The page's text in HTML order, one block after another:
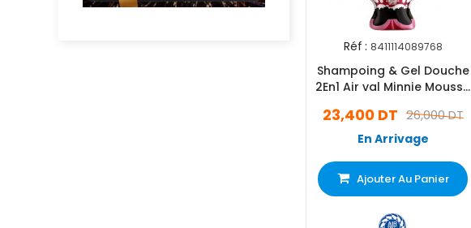
Réf : 8411114089768
Shampoing & Gel Douche
2En1 Air val Minnie Mousse
26,000 DT
23,400 DT
En Arrivage
Ajouter Au Panier